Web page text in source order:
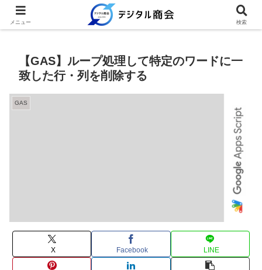
例文を使って繰り返し業務を時短
【GAS】ループ処理して特定のワードに一
致した行・列を削除する
GAS
X Facebook LINE
メニュー 検索